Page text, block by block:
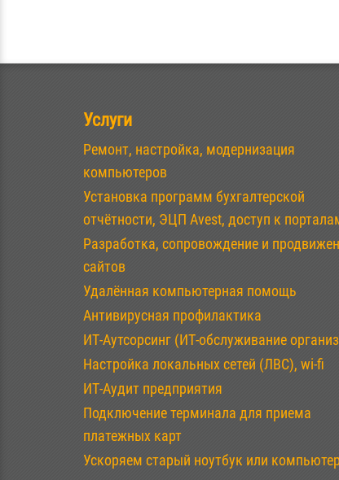
Услуги
Ремонт, настройка, модернизация
компьютеров
Установка программ бухгалтерской
отчётности, ЭЦП Avest, доступ к
Разработка, сопровождение и
сайтов
Удалённая компьютерная помощь
Антивирусная профилактика
ИТ-Аутсорсинг (ИТ-обслуживание
Настройка локальных сетей (ЛВС), wi-fi
ИТ-Аудит предприятия
Подключение терминала для приема
платежных карт
Ускоряем старый ноутбук или компьютер